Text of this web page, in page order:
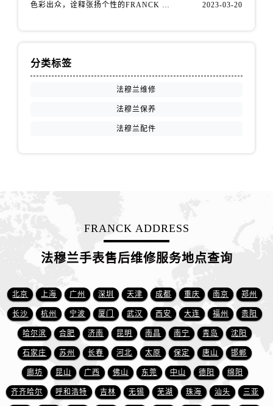
安徽省亳州市谯城区魏武大道法穆兰售后服务中心（需提前预约）
安徽省马鞍山市雨山区湖南西路法穆兰售后服务中心（需提前预约）
安徽省宿州市埇桥区人民中路法穆兰售后服务中心（需提前预约）
安徽省铜陵市铜官区石城大道法穆兰售后服务中心（需提前预约）
安徽省芜湖市镜湖区中山路步行街法穆兰售后服务中心（需提前预约）
安徽省宣城市宣州区叠嶂西路法穆兰售后服务中心（需提前预约）
福建省龙岩市新罗区九一南路法穆兰售后服务中心（需提前预约）
福建省南平市建阳区人民西路法穆兰售后服务中心（需提前预约）
色彩出众，诠释张扬个性的FRANCK MULLER法穆兰Vanguard Aqua Bleu系列腕表 2023-03-20
分类标签
法穆兰维修
法穆兰保养
法穆兰配件
FRANCK ADDRESS
法穆兰手表售后维修服务地点查询
北京 上海 广州 深圳 天津 成都 重庆 南京 郑州
长沙 杭州 宁波 厦门 武汉 西安 大连 福州 贵阳
哈尔滨 合肥 济南 昆明 南昌 南宁 青岛 沈阳
石家庄 苏州 长春 河北 太原 保定 唐山 邯郸
廊坊 昆山 广西 佛山 东莞 中山 德阳 绵阳
齐齐哈尔 呼和浩特 吉林 无锡 芜湖 珠海 汕头 三亚